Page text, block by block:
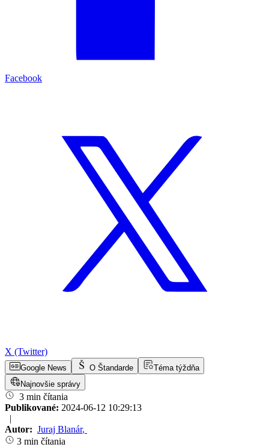
Facebook
X (Twitter)
Google News O Štandarde
Téma týždňa
Najnovšie správy
3 min čítania
Publikované: 2024-06-12 10:29:13
|
Autor: Juraj Blanár,
3 min čítania